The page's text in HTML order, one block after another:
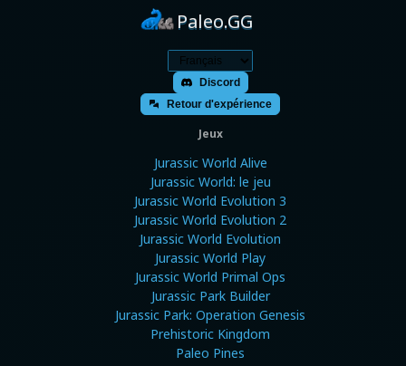
Paleo.GG
Discord
Retour d'expérience
Jeux
Jurassic World Alive
Jurassic World: le jeu
Jurassic World Evolution 3
Jurassic World Evolution 2
Jurassic World Evolution
Jurassic World Play
Jurassic World Primal Ops
Jurassic Park Builder
Jurassic Park: Operation Genesis
Prehistoric Kingdom
Paleo Pines